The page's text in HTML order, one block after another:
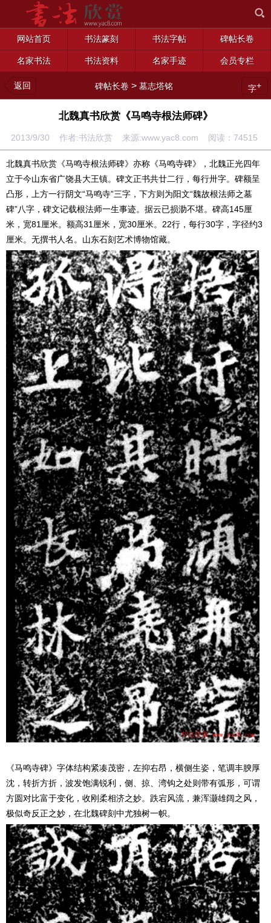
网站首页 书法篆刻 书法字帖 碑帖长卷
名家书法 书法资料 名家手迹 会员专栏
返回 碑帖长卷 >墓志塔铭 字+
北魏真书欣赏《马鸣寺根法师碑》
2013/9/30 作者:书法欣赏 来源:www.yac8.com 阅读： 74515
北魏真书欣赏《马鸣寺根法师碑》亦称《马鸣寺碑》，北魏正光四年
立于今山东省广饶县大王镇。碑文正书共廿二行，每行卅字。碑额呈
凸形，上方一行阴文“马鸣寺”三字，下方则为阳文“魏故根法师之墓
碑”八字，碑文记载根法师一生事迹。据云已损泐不堪。碑高145厘
米，宽81厘米。额高31厘米，宽30厘米。22行，每行30字，字径约3
厘米。无撰书人名。山东石刻艺术博物馆藏。
《马鸣寺碑》字体结构紧凑茂密，左抑右昂，横侧生姿，笔调丰腴厚
沈，转折方折，波发饱满锐利，侧、掠、湾钩之处则带有弧形，可谓
方圆对比富于变化，收刚柔相济之妙。跌宕风流，兼浑灏雄阔之风，
极似奇反正之妙，在北魏碑刻中尤独树一帜。